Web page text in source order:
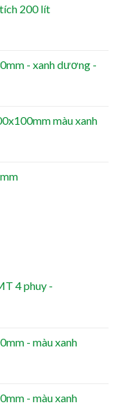
200 lít
- xanh dương -
màu xanh
4 phuy -
- màu xanh
- màu xanh